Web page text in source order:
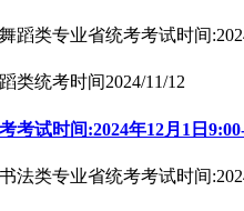
蹈类专业省统考考试时间
类统考时间2024/11/12
考试时间:2024年12月1日
法类专业省统考考试时间